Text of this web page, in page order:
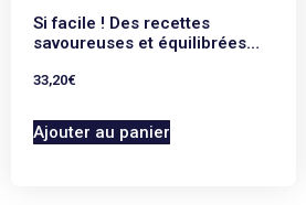
Si facile ! Des recettes
savoureuses et équilibrées…
33,20€
Ajouter au panier